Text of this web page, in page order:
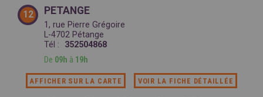
12 PETANGE
1, rue Pierre Grégoire
L-4702 Pétange
Tél :
352504868
De 09h à 19h
AFFICHER SUR LA CARTE VOIR LA FICHE DÉTAILLÉE